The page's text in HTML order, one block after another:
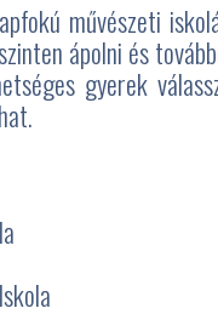
művészeti
ápolni és
gyerek